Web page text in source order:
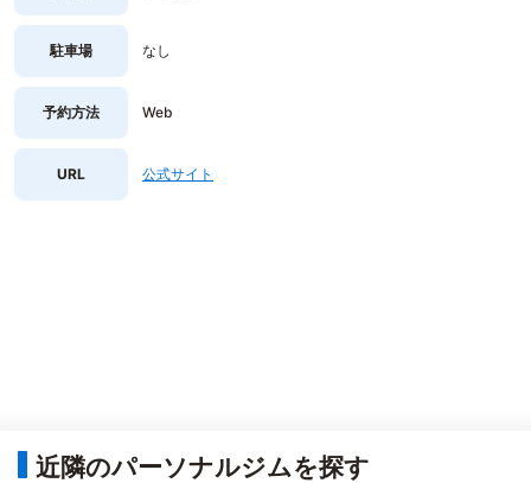
駐車場 なし
予約方法 Web
URL 公式サイト
近隣のパーソナルジムを探す